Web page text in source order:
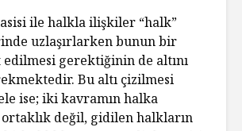
ile halkla ilişkiler “halk”
uzlaşırlarken bunun bir
gerektiğinin de altını
Bu altı çizilmesi
ise; iki kavramın halka
değil, gidilen halkların